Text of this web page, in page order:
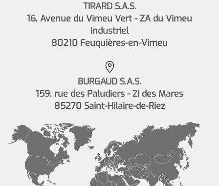
TIRARD S.A.S.
16, Avenue du Vimeu Vert - ZA du Vimeu
Industriel
80210 Feuquières-en-Vimeu
BURGAUD S.A.S.
159, rue des Paludiers - ZI des Mares
85270 Saint-Hilaire-de-Riez